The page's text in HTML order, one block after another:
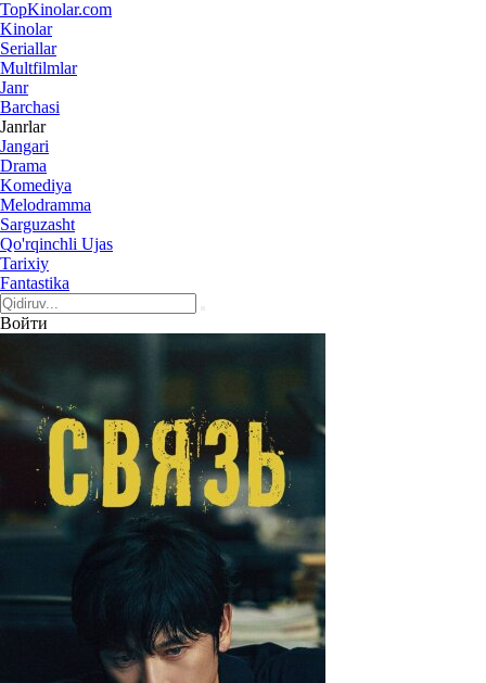
TopKinolar.com
Kinolar
Seriallar
Multfilmlar
Janr
Barchasi
Janrlar
Jangari
Drama
Komediya
Melodramma
Sarguzasht
Qo'rqinchli Ujas
Tarixiy
Fantastika
Войти